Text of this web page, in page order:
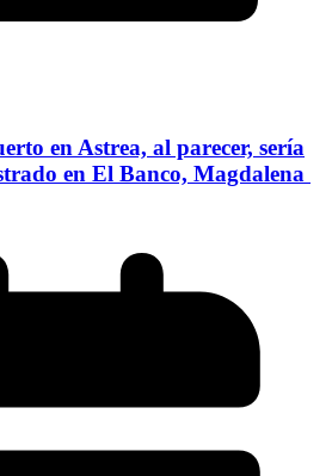
en Astrea, al parecer, sería
en El Banco, Magdalena